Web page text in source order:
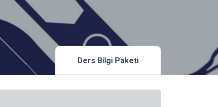
Ders Bilgi Paketi